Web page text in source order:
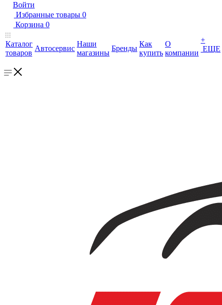
Войти
Избранные товары 0
Корзина 0
Каталог
товаров
Автосервис
Наши
магазины
Бренды
Как
купить
О
компании
+
ЕЩЕ